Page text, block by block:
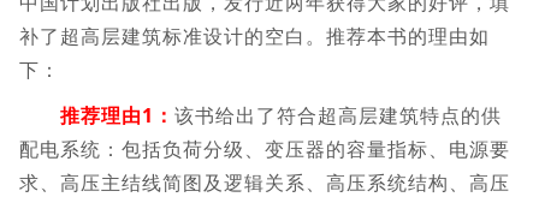
补了超高层建筑标准设计的空白。推荐本书的理由如
下：
推荐理由1： 该书给出了符合超高层建筑特点的供
配电系统：包括负荷分级、变压器的容量指标、电源要
求、高压主结线简图及逻辑关系、高压系统结构、高压